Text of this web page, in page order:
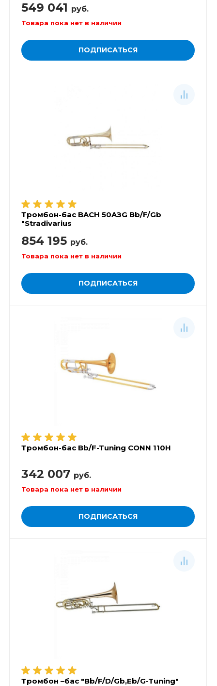
549 041 руб.
Товара пока нет в наличии
ПОДПИСАТЬСЯ
Тромбон-бас BACH 50AЗG Bb/F/Gb
"Stradivarius
854 195 руб.
Товара пока нет в наличии
ПОДПИСАТЬСЯ
Тромбон-бас Bb/F-Tuning CONN 110H
342 007 руб.
Товара пока нет в наличии
ПОДПИСАТЬСЯ
Тромбон –бас "Bb/F/D/Gb,Eb/G-Tuning"